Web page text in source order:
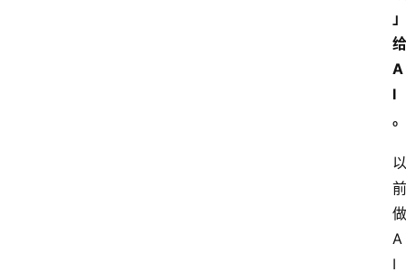
」
给
A
I
。
以
前
做
A
I